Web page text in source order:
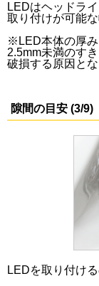
LEDはヘッドラ
取り付けが可能
※LED本体の厚み
2.5mm未満のす
破損する原因と
隙間の目安 (3/9)
LEDを取り付け